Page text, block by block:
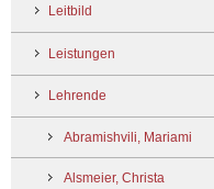
Leitbild
Leistungen
Lehrende
Abramishvili, Mariami
Alsmeier, Christa